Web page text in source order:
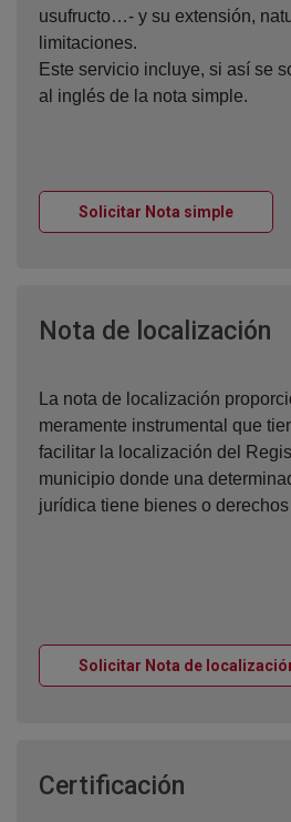
usufructo…- y su extensión,
limitaciones.
Este servicio incluye, si así se
al inglés de la nota simple.
Solicitar Nota simpleVentana
Nota de localización
La nota de localización
meramente instrumental que
facilitar la localización del
municipio donde una
jurídica tiene bienes o
Solicitar Nota de
Certificación